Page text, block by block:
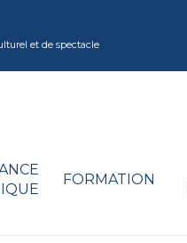
et de spectacle
FORMATION